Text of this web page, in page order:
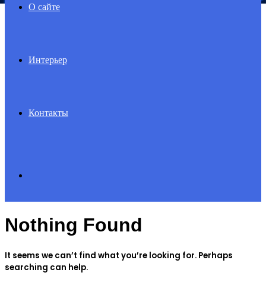
О сайте
Интерьер
Контакты
for
Nothing Found
It seems we can’t find what you’re looking for. Perhaps
searching can help.